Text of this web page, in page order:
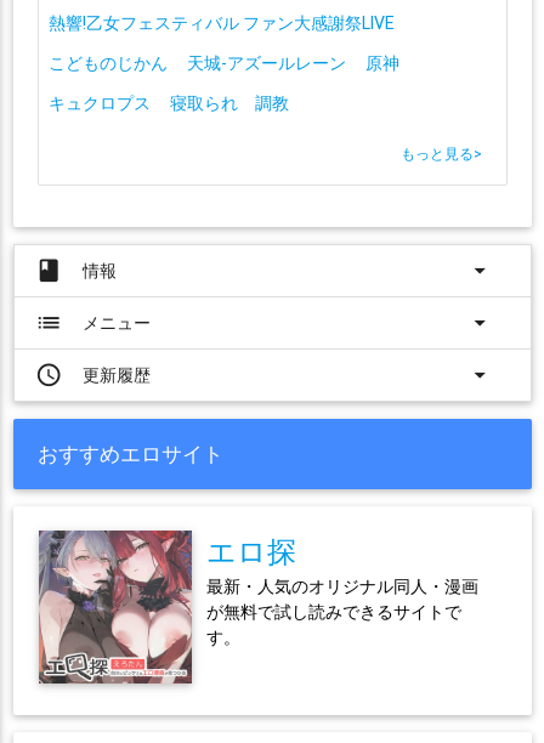
熱響!乙女フェスティバル ファン大感謝祭LIVE
こどものじかん
天城-アズールレーン
原神
キュクロプス
寝取られ 調教
もっと見る>
book 情報
arrow_drop_down
list
メニュー
arrow_drop_down
access_time
更新履歴 arrow_drop_down
おすすめエロサイト
エロ探
最新・人気のオリジナル同人・漫画
が無料で試し読みできるサイトで
す。